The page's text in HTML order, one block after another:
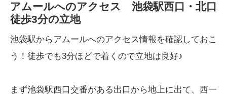
アムールへのアクセス 池袋駅西口・北口
徒歩3分の立地
池袋駅からアムールへのアクセス情報を確認しておこ
う！徒歩でも3分ほどで着くので立地は良好♪
まず池袋駅西口交番がある出口から地上に出て、西一